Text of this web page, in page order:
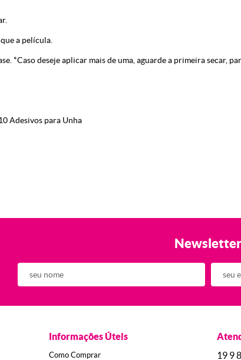
a película.
*Caso deseje aplicar mais de uma, aguarde a primeira secar,
Adesivos para Unha
Newsletter
Informações Úteis
Como Comprar
19 9